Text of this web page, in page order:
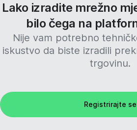
Lako izradite mrežno
bilo čega na
Nije vam potrebno
iskustvo da biste izradili
trgovinu.
Registrirajte se